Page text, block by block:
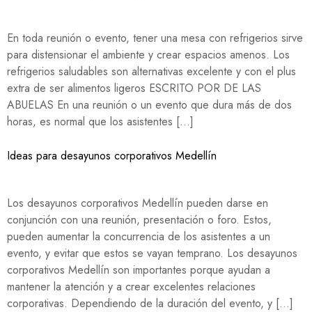
En toda reunión o evento, tener una mesa con refrigerios sirve
para distensionar el ambiente y crear espacios amenos. Los
refrigerios saludables son alternativas excelente y con el plus
extra de ser alimentos ligeros ESCRITO POR DE LAS
ABUELAS En una reunión o un evento que dura más de dos
horas, es normal que los asistentes […]
Ideas para desayunos corporativos Medellín
Los desayunos corporativos Medellín pueden darse en
conjunción con una reunión, presentación o foro. Estos,
pueden aumentar la concurrencia de los asistentes a un
evento, y evitar que estos se vayan temprano. Los desayunos
corporativos Medellín son importantes porque ayudan a
mantener la atención y a crear excelentes relaciones
corporativas. Dependiendo de la duración del evento, y […]